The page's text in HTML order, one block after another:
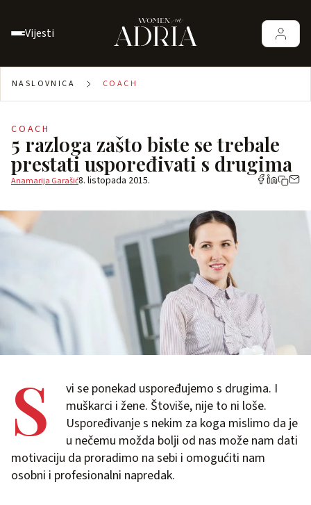
Vijesti
NASLOVNICA COACH
COACH
5 razloga zašto biste se trebale
prestati uspoređivati s drugima
Anamarija Garašić8. listopada 2015.
S
vi se ponekad uspoređujemo s drugima. I
muškarci i žene. Štoviše, nije to ni loše.
Uspoređivanje s nekim za koga mislimo da je
u nečemu možda bolji od nas može nam dati
motivaciju da proradimo na sebi i omogućiti nam
osobni i profesionalni napredak.